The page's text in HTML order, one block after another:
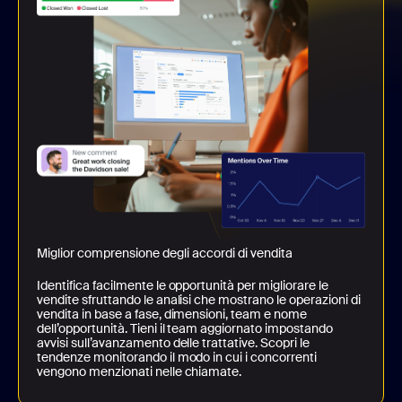
Miglior comprensione degli accordi di vendita
Identifica facilmente le opportunità per migliorare le
vendite sfruttando le analisi che mostrano le operazioni di
vendita in base a fase, dimensioni, team e nome
dell’opportunità. Tieni il team aggiornato impostando
avvisi sull’avanzamento delle trattative. Scopri le
tendenze monitorando il modo in cui i concorrenti
vengono menzionati nelle chiamate.